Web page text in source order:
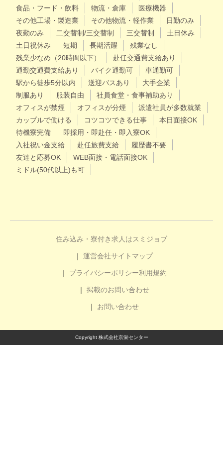
食品・フード・飲料
物流・倉庫
医療機器
その他工場・製造業
その他物流・軽作業
日勤のみ
夜勤のみ
二交替制/三交替制 三交替制
土日休み
土日祝休み
短期 長期活躍
残業なし
残業少なめ（20時間以下）
赴任交通費支給あり
通勤交通費支給あり
バイク通勤可
車通勤可
駅から徒歩5分以内
送迎バスあり
大手企業
制服あり
服装自由
社員食堂・食事補助あり
オフィスが禁煙
オフィスが分煙
派遣社員が多数就業
カップルで働ける
コツコツできる仕事
本日面接OK
待機寮完備
即採用・即赴任・即入寮OK
入社祝い金支給
赴任旅費支給
履歴書不要
友達と応募OK
WEB面接・電話面接OK
ミドル(50代以上)も可
住み込み・寮付き求人はスミジョブ
運営会社サイトマップ
プライバシーポリシー利用規約
掲載のお問い合わせ
お問い合わせ
Copyright 株式会社京栄センター